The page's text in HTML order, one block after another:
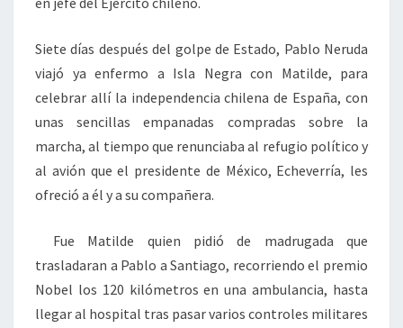
Siete días después del golpe de Estado, Pablo Neruda
viajó ya enfermo a Isla Negra con Matilde, para
celebrar allí la independencia chilena de España, con
unas sencillas empanadas compradas sobre la
marcha, al tiempo que renunciaba al refugio político y
al avión que el presidente de México, Echeverría, les
ofreció a él y a su compañera.
Fue Matilde quien pidió de madrugada que
trasladaran a Pablo a Santiago, recorriendo el premio
Nobel los 120 kilómetros en una ambulancia, hasta
llegar al hospital tras pasar varios controles militares